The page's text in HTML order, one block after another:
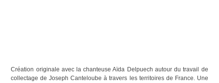
Création originale avec la chanteuse Aïda Delpuech autour du travail de
collectage de Joseph Canteloube à travers les territoires de France. Une